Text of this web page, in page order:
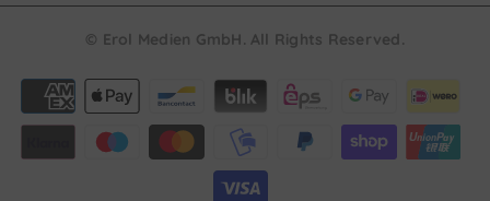
© Erol Medien GmbH. All Rights Reserved.
Payment
methods